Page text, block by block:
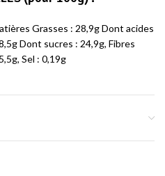
Grasses : 28,9g Dont acides
Dont sucres : 24,9g, Fibres
Sel : 0,19g